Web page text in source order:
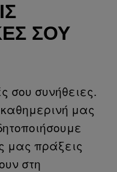
ΣΟΥ
σου συνήθειες.
μας
μας πράξεις
στη